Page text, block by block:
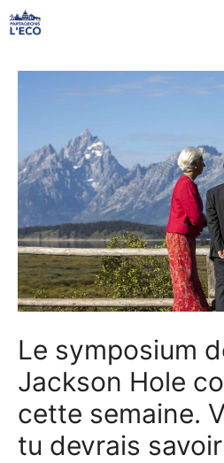
Aller
au
Le symposium
Jackson Hole
cette semaine.
tu devrais savoir